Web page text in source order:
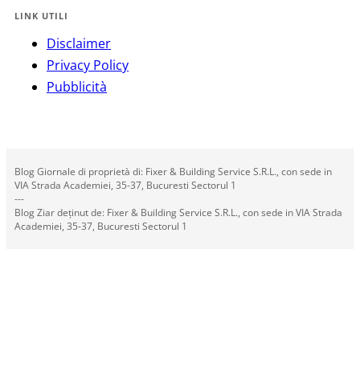
LINK UTILI
Disclaimer
Privacy Policy
Pubblicità
Blog Giornale di proprietà di: Fixer & Building Service S.R.L., con sede in
VIA Strada Academiei, 35-37, Bucuresti Sectorul 1
---
Blog Ziar deținut de: Fixer & Building Service S.R.L., con sede in VIA Strada
Academiei, 35-37, Bucuresti Sectorul 1